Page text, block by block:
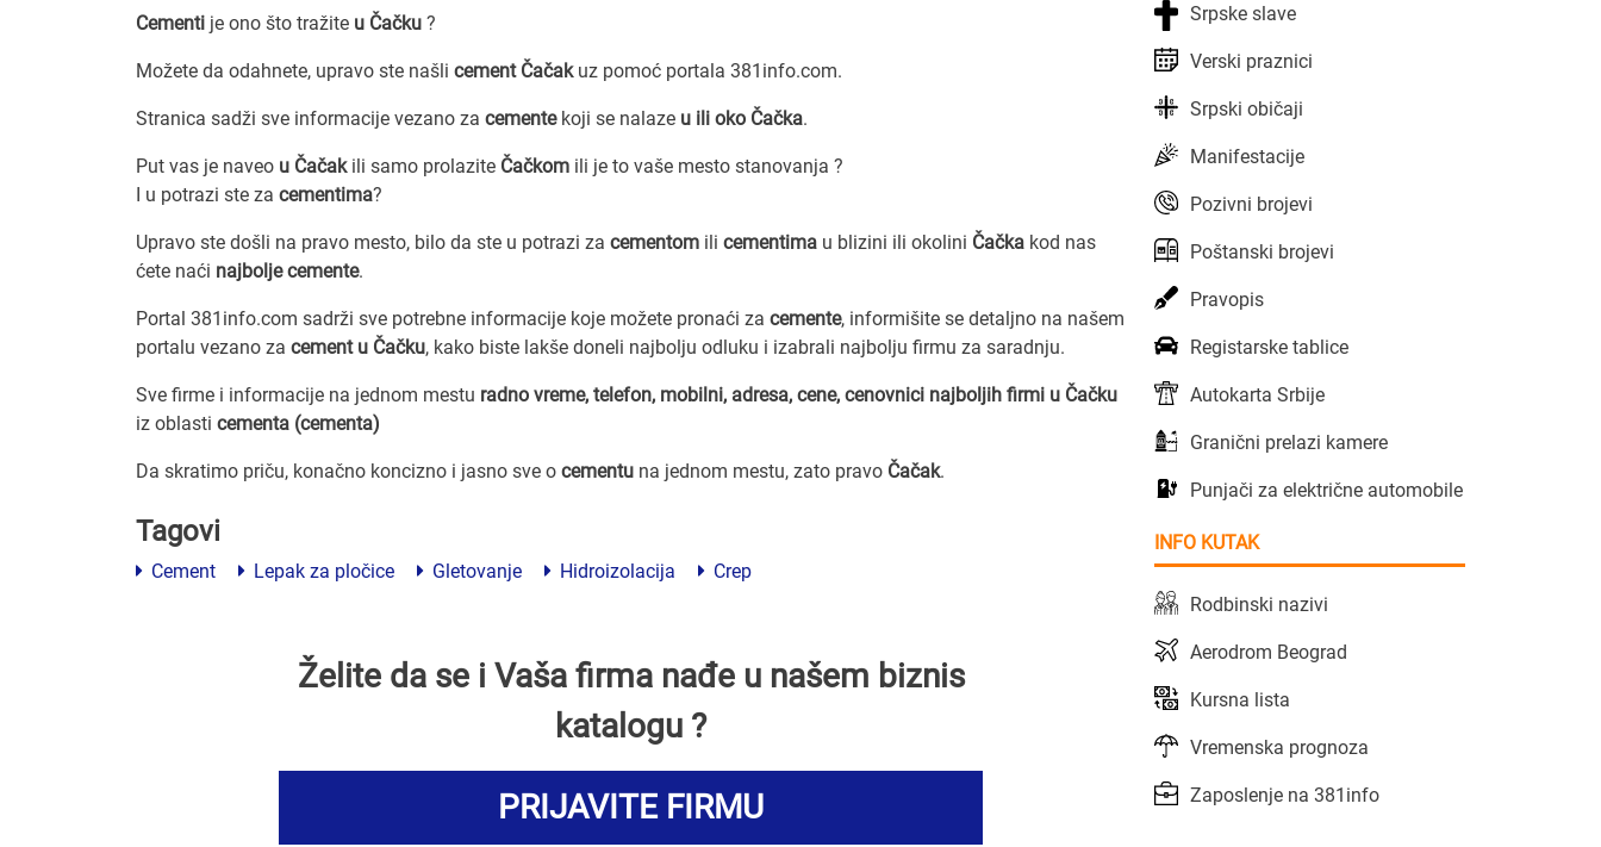
Cementi je ono što tražite u Čačku ?
Možete da odahnete, upravo ste našli cement Čačakuz pomoć portala 381info.com.
Stranica sadži sve informacije vezano za cementekoji se nalaze u ili oko Čačka.
Put vas je naveo u Čačakili samo prolazite Čačkom ili je to vaše mesto stanovanja ?
I u potrazi ste za cementima?
Upravo ste došli na pravo mesto, bilo da ste u potrazi za cementom ili cementima u blizini ili okolini Čačka kod nas
ćete naći najbolje cemente.
Portal 381info.com sadrži sve potrebne informacije koje možete pronaći za cemente, informišite se detaljno na našem
portalu vezano za cement u Čačku, kako biste lakše doneli najbolju odluku i izabrali najbolju firmu za saradnju.
Sve firme i informacije na jednom mestu radno vreme, telefon, mobilni, adresa, cene, cenovnici najboljih firmi u Čačku
iz oblasti cementa (cementa)
Da skratimo priču, konačno koncizno i jasno sve o cementu na jednom mestu, zato pravo Čačak.
Tagovi
Cement Lepak za pločice Gletovanje Hidroizolacija Crep
Želite da se i Vaša firma nađe u našem biznis
katalogu ?
PRIJAVITE FIRMU
Srpske slave
Verski praznici
Srpski običaji
Manifestacije
Pozivni brojevi
Poštanski brojevi
Pravopis
Registarske tablice
Autokarta Srbije
Granični prelazi kamere
Punjači za električne automobile
INFO KUTAK
Rodbinski nazivi
Aerodrom Beograd
Kursna lista
Vremenska prognoza
Zaposlenje na 381info